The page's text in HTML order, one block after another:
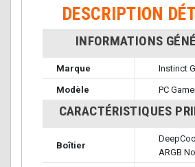
DESCRIPTION
INFORMATIONS
Marque Instinct
Modèle PC
CARACTÉRISTIQUES
Boîtier
ARGB